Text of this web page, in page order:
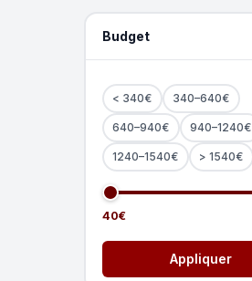
Budget
< 340€ 340–640€
640–940€ 940–1240€
1240–1540€ > 1540€
40€
Appliquer